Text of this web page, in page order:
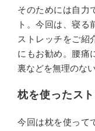
そのためには自力
ト。今回は、寝る
ストレッチをご紹
にもお勧め。腰痛
裏などを無理のな
枕を使ったス
今回は枕を使って